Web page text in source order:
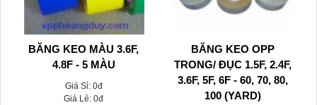
BĂNG KEO MÀU 3.6F,
4.8F - 5 MÀU
Giá Sỉ: 0đ
Giá Lẻ:0đ
BĂNG KEO OPP
TRONG/ ĐỤC 1.5F, 2.4F,
3.6F, 5F, 6F - 60, 70, 80,
100 (YARD)